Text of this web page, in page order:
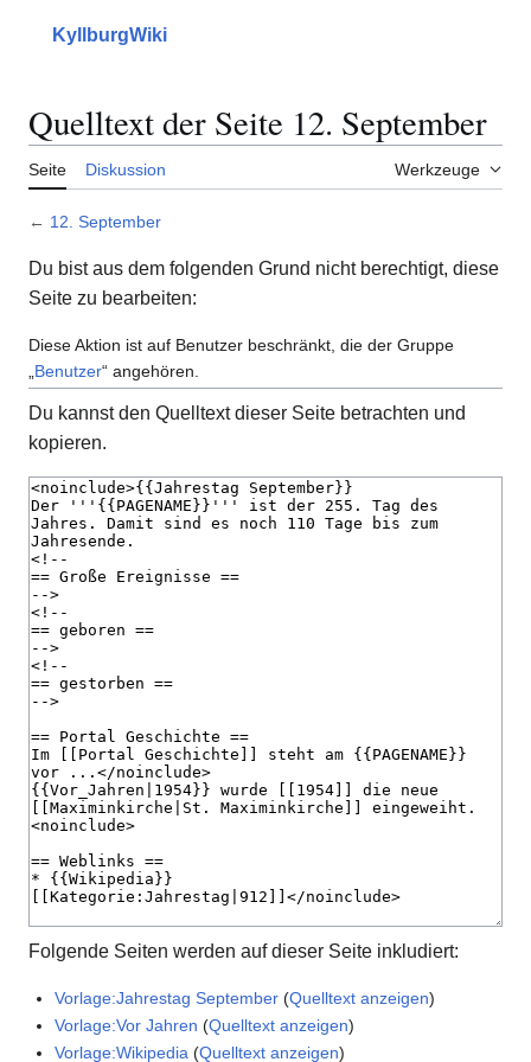
springenHauptmenü
KyllburgWiki
Quelltext der Seite 12. September
Seite Diskussion Werkzeuge
← 12. September
Du bist aus dem folgenden Grund nicht berechtigt, diese
Seite zu bearbeiten:
Diese Aktion ist auf Benutzer beschränkt, die der Gruppe
Benutzer“ angehören.
Du kannst den Quelltext dieser Seite betrachten und
kopieren.
Folgende Seiten werden auf dieser Seite inkludiert:
Vorlage:Jahrestag September (Quelltext anzeigen)
Vorlage:Vor Jahren (Quelltext anzeigen)
Vorlage:Wikipedia (Quelltext anzeigen)